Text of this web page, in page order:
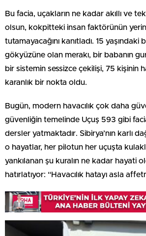
Bu facia, uçakların ne kadar akıllı ve
olsun, kokpitteki insan faktörünün
tutamayacağını kanıtladı. 15 yaşındaki
gökyüzüne olan merakı, bir babanın
bir sistemin sessizce çekilişi, 75 kişinin
karanlık bir nokta oldu.
Bugün, modern havacılık çok daha
güvenliğin temelinde Uçuş 593 gibi
dersler yatmaktadır. Sibirya’nın karlı
o hayatlar, her pilotun her uçuşta
yankılanan şu kuralın ne kadar hayati
hatırlatıyor: “Havacılık hatayı asla